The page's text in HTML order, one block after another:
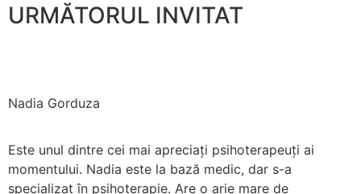
URMĂTORUL INVITAT
Nadia Gorduza
Este unul dintre cei mai apreciați psihoterapeuți ai
momentului. Nadia este la bază medic, dar s-a
specializat în psihoterapie. Are o arie mare de